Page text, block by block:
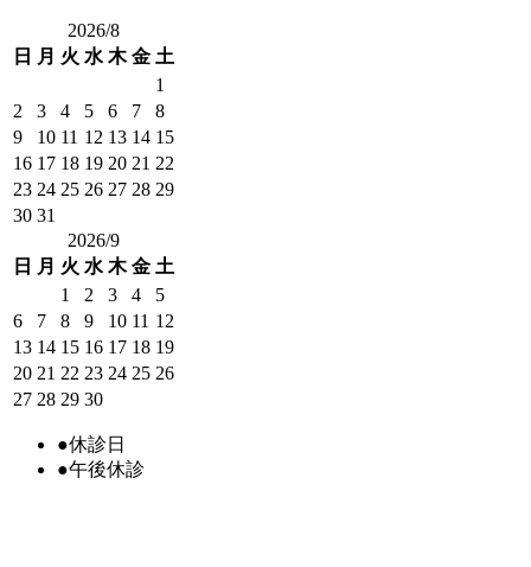
2026/8
日 月 火 水 木 金 土
1
2
3 4 5 6 7
8
9
10 11 12 13 14 15
16 17 18 19 20 21 22
23 24 25 26 27 28 29
30 31
2026/9
日 月 火 水 木 金 土
1
2 3 4
5
6
7 8 9 10 11 12
13 14 15 16 17 18 19
20 21 22 23 24 25 26
27 28 29 30
●休診日
●午後休診